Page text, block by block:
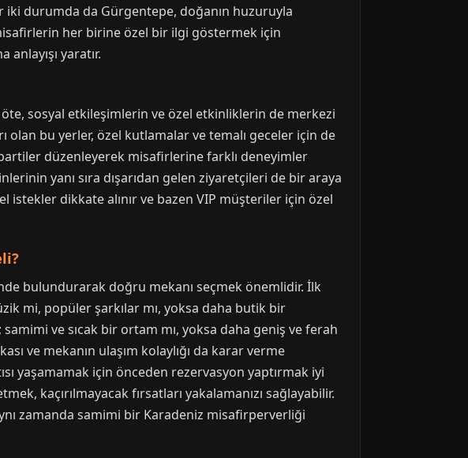
iki durumda da Gürgentepe, doğanın huzuruyla
her birine özel bir ilgi göstermek için
yaratır.
sosyal etkileşimlerin ve özel etkinliklerin de merkezi
bu yerler, özel kutlamalar ve temalı geceler için de
düzenleyerek misafirlerine farklı deneyimler
yanı sıra dışarıdan gelen ziyaretçileri de bir araya
dikkate alınır ve bazen VIP müşteriler için özel
bulundurarak doğru mekanı seçmek önemlidir. İlk
mi, popüler şarkılar mı, yoksa daha butik bir
ve sıcak bir ortam mı, yoksa daha geniş ve ferah
ve mekanın ulaşım kolaylığı da karar verme
yaşamamak için önceden rezervasyon yaptırmak iyi
kaçırılmayacak fırsatları yakalamanızı sağlayabilir.
zamanda samimi bir Karadeniz misafirperverliği